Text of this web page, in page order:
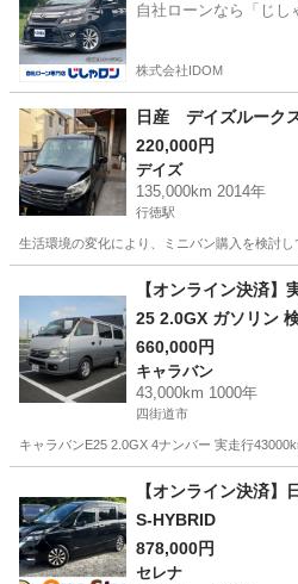
自社ローンなら「じし
株式会社IDOM
日産 デイズルーク
220,000円
デイズ
135,000km 2014年
行徳駅
生活環境の変化により、ミニバン購入を検討
行徳駅 デイズ
【オンライン決済
25 2.0GX ガソリン
660,000円
キャラバン
43,000km 1000年
四街道市
キャラバンE25 2.0GX 4ナンバー 実走行
キャラバン
【オンライン決済
S-HYBRID
878,000円
セレナ